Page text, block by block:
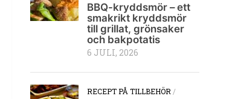
BBQ-kryddsmör – ett
smakrikt kryddsmör
till grillat, grönsaker
och bakpotatis
6 JULI, 2026
RECEPT PÅ TILLBEHÖR /